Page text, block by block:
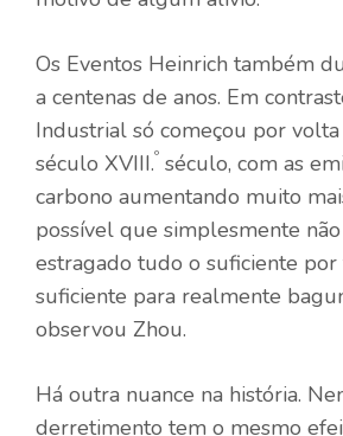
Os Eventos Heinrich também
a centenas de anos. Em
Industrial só começou por
século XVIII.º século, com as
carbono aumentando muito
possível que simplesmente
estragado tudo o suficiente
suficiente para realmente
observou Zhou.
Há outra nuance na história.
derretimento tem o mesmo